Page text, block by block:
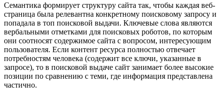
Семантика формирует структуру сайта так, чтобы каждая веб-
страница была релевантна конкретному поисковому запросу и
попадала в топ поисковой выдачи. Ключевые слова являются
вербальными отметками для поисковых роботов, по которым
они соотносят содержимое сайта с вопросом, интересующим
пользователя. Если контент ресурса полностью отвечает
потребностям человека (содержит все ключи, указанные в
запросе), то в поисковой выдаче сайт занимает более высокие
позиции по сравнению с теми, где информация представлена
частично.